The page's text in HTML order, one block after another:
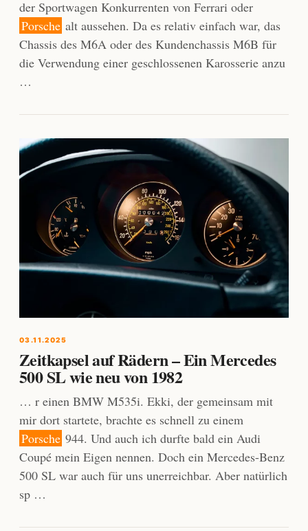
der Sportwagen Konkurrenten von Ferrari oder
Porsche alt aussehen. Da es relativ einfach war, das
Chassis des M6A oder des Kundenchassis M6B für
die Verwendung einer geschlossenen Karosserie anzu
…
03.11.2025
Zeitkapsel auf Rädern – Ein Mercedes
500 SL wie neu von 1982
… r einen BMW M535i. Ekki, der gemeinsam mit
mir dort startete, brachte es schnell zu einem
Porsche 944. Und auch ich durfte bald ein Audi
Coupé mein Eigen nennen. Doch ein Mercedes-Benz
500 SL war auch für uns unerreichbar. Aber natürlich
sp …